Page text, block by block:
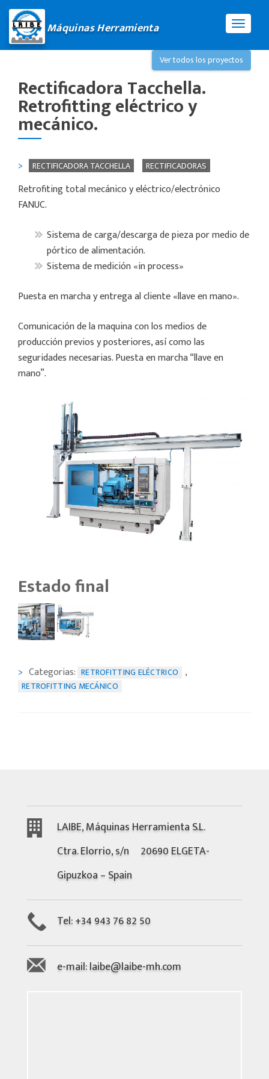
Máquinas Herramienta
Ver todos los proyectos
Rectificadora Tacchella.
Retrofitting eléctrico y
mecánico.
RECTIFICADORA TACCHELLA RECTIFICADORAS
Retrofiting total mecánico y eléctrico/electrónico
FANUC.
Sistema de carga/descarga de pieza por medio de
pórtico de alimentación.
Sistema de medición «in process»
Puesta en marcha y entrega al cliente «llave en mano».
Comunicación de la maquina con los medios de
producción previos y posteriores, así como las
seguridades necesarias. Puesta en marcha “llave en
mano”.
Estado final
Categorias: RETROFITTING ELÉCTRICO ,
RETROFITTING MECÁNICO
LAIBE, Máquinas Herramienta S.L.
Ctra. Elorrio, s/nº 20690 ELGETA-
Gipuzkoa – Spain
Tel: +34 943 76 82 50
e-mail:laibe@laibe-mh.com